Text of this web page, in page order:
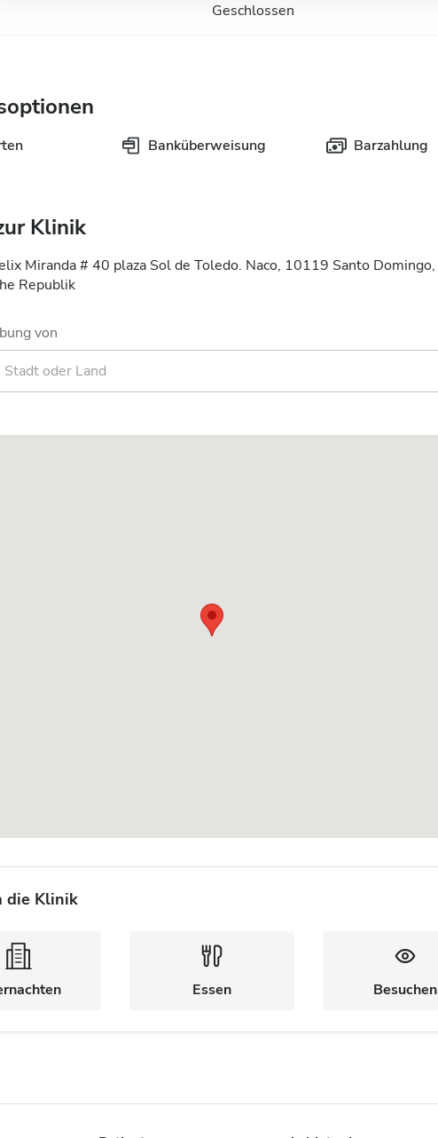
Geschlossen
Banküberweisung Barzahlung
Klinik
Miranda # 40 plaza Sol de Toledo. Naco, 10119 Santo Domingo,
Republik
von
die Klinik
Essen Besuchen